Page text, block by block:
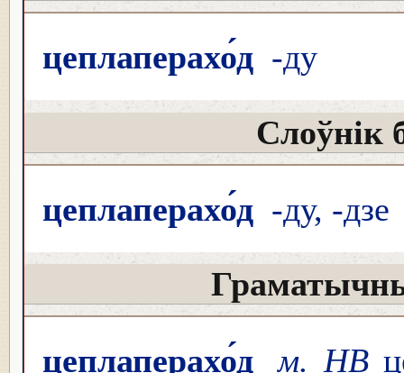
цеплаперахо́д -ду
Слоўнік
цеплаперахо́д -ду, -дзе
цеплаперахо́д м. НВ